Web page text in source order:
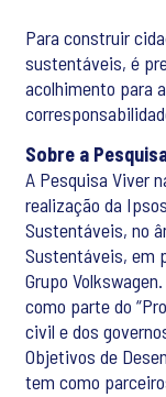
Para construir
sustentáveis, é
acolhimento para
Sobre a
A Pesquisa Viver
realização da
Sustentáveis, no
Sustentáveis, em
Grupo
como parte do
civil e dos
Objetivos de
tem como